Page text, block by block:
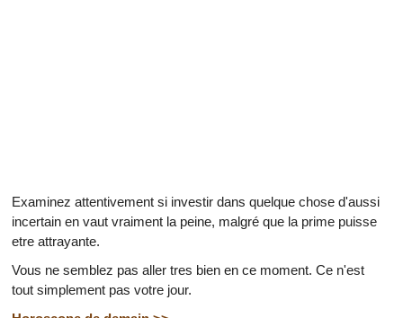
Examinez attentivement si investir dans quelque chose d'aussi
incertain en vaut vraiment la peine, malgré que la prime puisse
etre attrayante.
Vous ne semblez pas aller tres bien en ce moment. Ce n'est
tout simplement pas votre jour.